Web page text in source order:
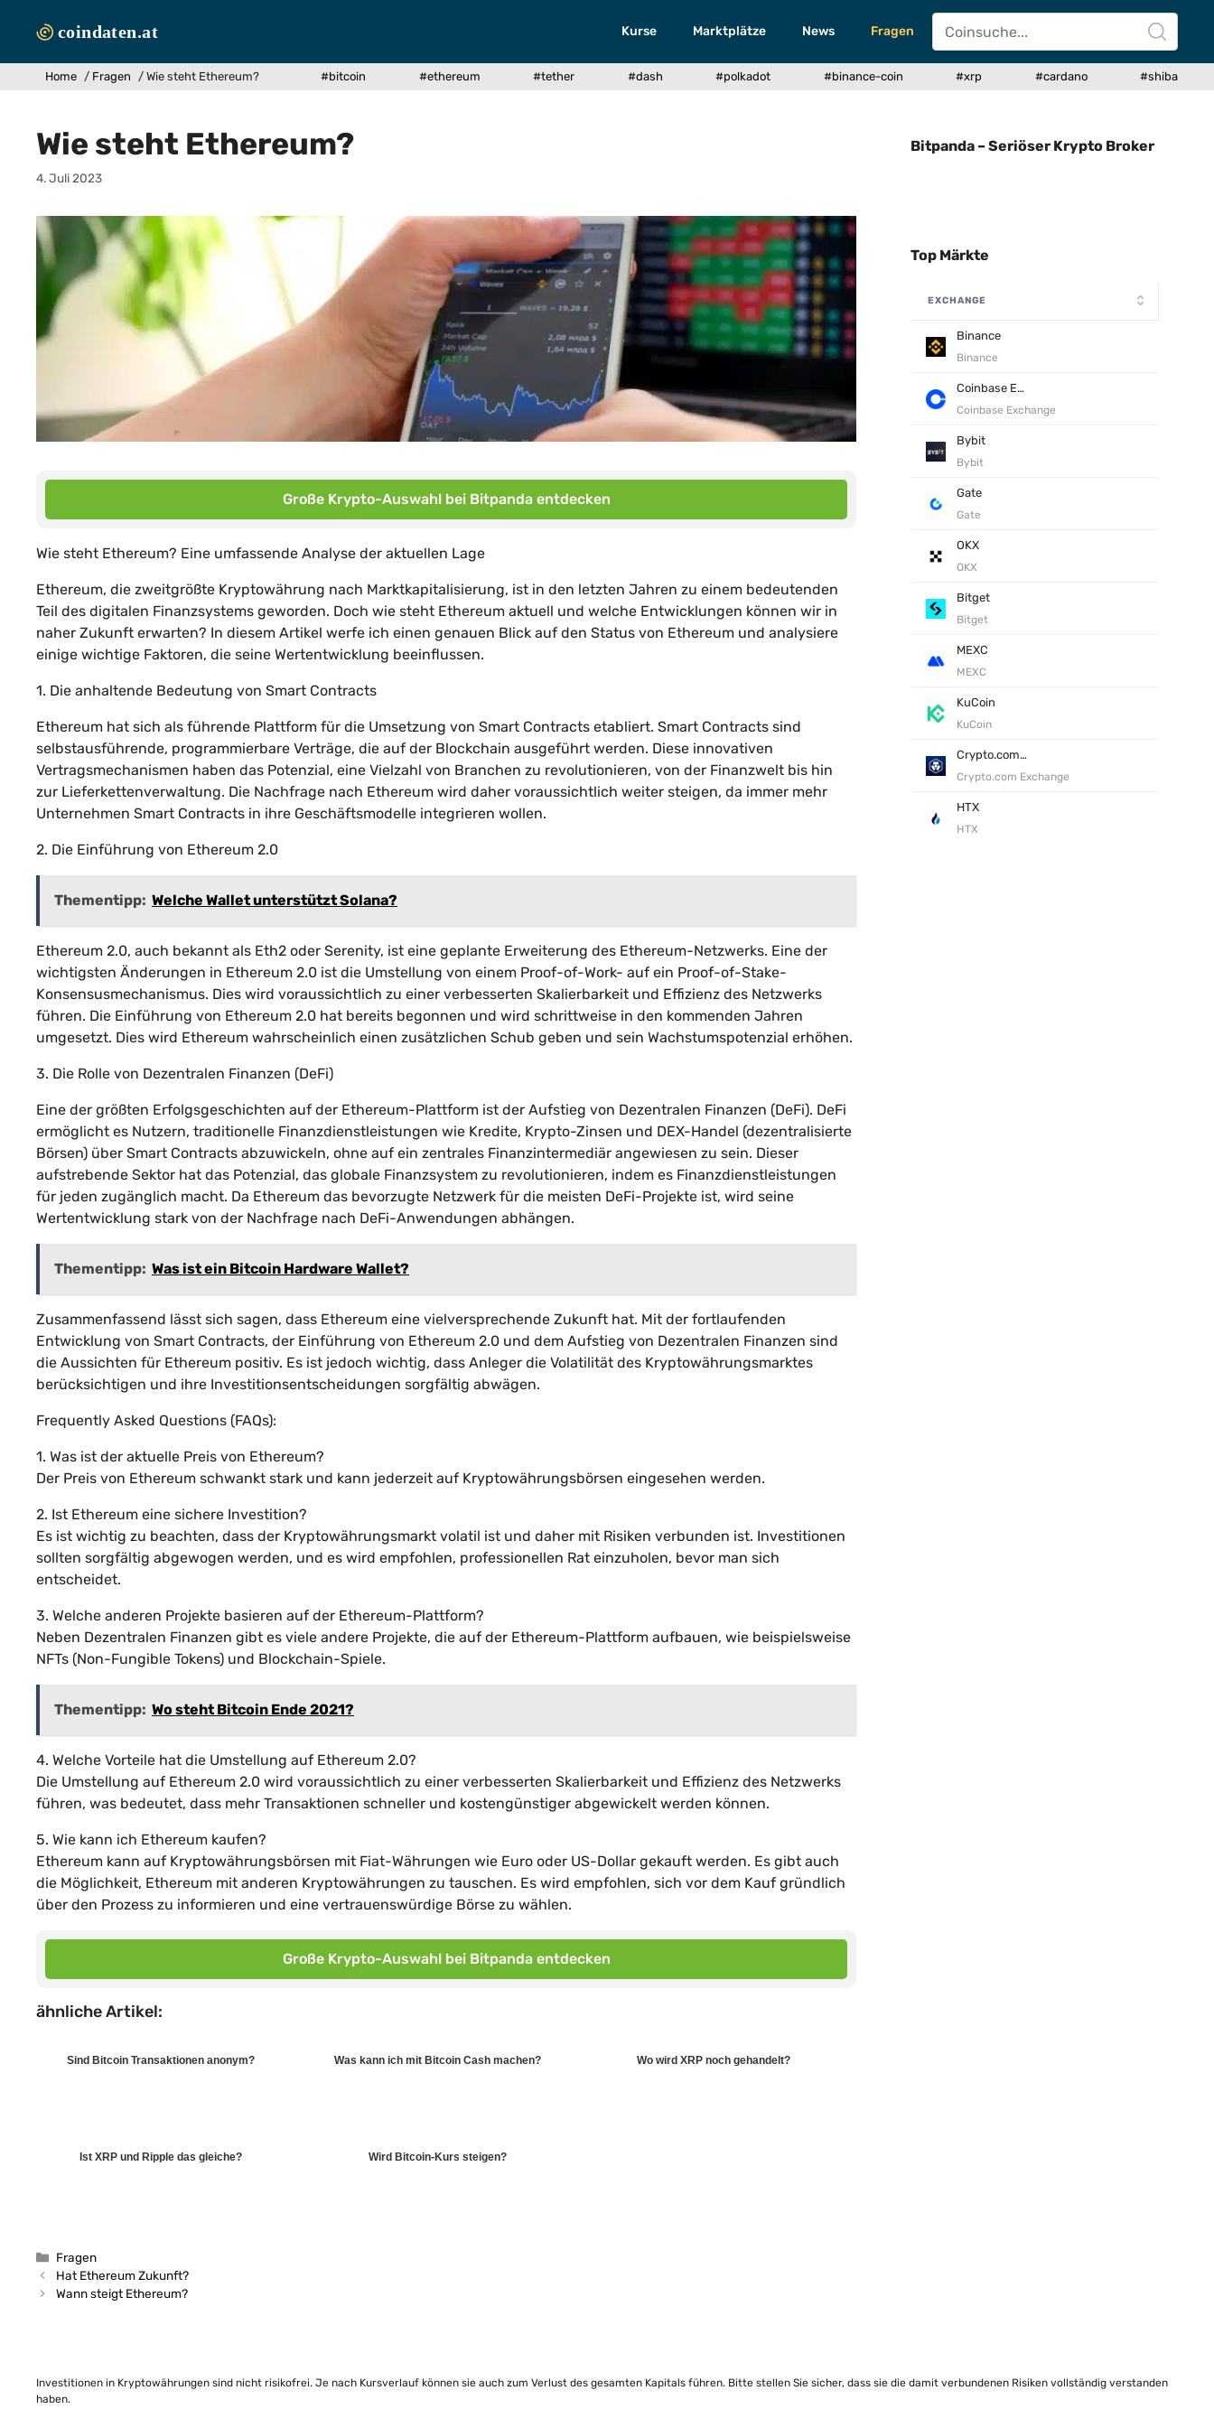
Inhalt
Kurse Marktplätze News Fragen
Home / Fragen / Wie steht Ethereum? #bitcoin #ethereum #tether #dash #polkadot #binance-coin #xrp #cardano #shiba
Wie steht Ethereum?
4. Juli 2023
Große Krypto-Auswahl bei Bitpanda entdecken
Wie steht Ethereum? Eine umfassende Analyse der aktuellen Lage
Ethereum, die zweitgrößte Kryptowährung nach Marktkapitalisierung, ist in den letzten Jahren zu einem bedeutenden
Teil des digitalen Finanzsystems geworden. Doch wie steht Ethereum aktuell und welche Entwicklungen können wir in
naher Zukunft erwarten? In diesem Artikel werfe ich einen genauen Blick auf den Status von Ethereum und analysiere
einige wichtige Faktoren, die seine Wertentwicklung beeinflussen.
1. Die anhaltende Bedeutung von Smart Contracts
Ethereum hat sich als führende Plattform für die Umsetzung von Smart Contracts etabliert. Smart Contracts sind
selbstausführende, programmierbare Verträge, die auf der Blockchain ausgeführt werden. Diese innovativen
Vertragsmechanismen haben das Potenzial, eine Vielzahl von Branchen zu revolutionieren, von der Finanzwelt bis hin
zur Lieferkettenverwaltung. Die Nachfrage nach Ethereum wird daher voraussichtlich weiter steigen, da immer mehr
Unternehmen Smart Contracts in ihre Geschäftsmodelle integrieren wollen.
2. Die Einführung von Ethereum 2.0
Thementipp: Welche Wallet unterstützt Solana?
Ethereum 2.0, auch bekannt als Eth2 oder Serenity, ist eine geplante Erweiterung des Ethereum-Netzwerks. Eine der
wichtigsten Änderungen in Ethereum 2.0 ist die Umstellung von einem Proof-of-Work- auf ein Proof-of-Stake-
Konsensusmechanismus. Dies wird voraussichtlich zu einer verbesserten Skalierbarkeit und Effizienz des Netzwerks
führen. Die Einführung von Ethereum 2.0 hat bereits begonnen und wird schrittweise in den kommenden Jahren
umgesetzt. Dies wird Ethereum wahrscheinlich einen zusätzlichen Schub geben und sein Wachstumspotenzial erhöhen.
3. Die Rolle von Dezentralen Finanzen (DeFi)
Eine der größten Erfolgsgeschichten auf der Ethereum-Plattform ist der Aufstieg von Dezentralen Finanzen (DeFi). DeFi
ermöglicht es Nutzern, traditionelle Finanzdienstleistungen wie Kredite, Krypto-Zinsen und DEX-Handel (dezentralisierte
Börsen) über Smart Contracts abzuwickeln, ohne auf ein zentrales Finanzintermediär angewiesen zu sein. Dieser
aufstrebende Sektor hat das Potenzial, das globale Finanzsystem zu revolutionieren, indem es Finanzdienstleistungen
für jeden zugänglich macht. Da Ethereum das bevorzugte Netzwerk für die meisten DeFi-Projekte ist, wird seine
Wertentwicklung stark von der Nachfrage nach DeFi-Anwendungen abhängen.
Thementipp: Was ist ein Bitcoin Hardware Wallet?
Zusammenfassend lässt sich sagen, dass Ethereum eine vielversprechende Zukunft hat. Mit der fortlaufenden
Entwicklung von Smart Contracts, der Einführung von Ethereum 2.0 und dem Aufstieg von Dezentralen Finanzen sind
die Aussichten für Ethereum positiv. Es ist jedoch wichtig, dass Anleger die Volatilität des Kryptowährungsmarktes
berücksichtigen und ihre Investitionsentscheidungen sorgfältig abwägen.
Frequently Asked Questions (FAQs):
1. Was ist der aktuelle Preis von Ethereum?
Der Preis von Ethereum schwankt stark und kann jederzeit auf Kryptowährungsbörsen eingesehen werden.
2. Ist Ethereum eine sichere Investition?
Es ist wichtig zu beachten, dass der Kryptowährungsmarkt volatil ist und daher mit Risiken verbunden ist. Investitionen
sollten sorgfältig abgewogen werden, und es wird empfohlen, professionellen Rat einzuholen, bevor man sich
entscheidet.
3. Welche anderen Projekte basieren auf der Ethereum-Plattform?
Neben Dezentralen Finanzen gibt es viele andere Projekte, die auf der Ethereum-Plattform aufbauen, wie beispielsweise
NFTs (Non-Fungible Tokens) und Blockchain-Spiele.
Thementipp: Wo steht Bitcoin Ende 2021?
4. Welche Vorteile hat die Umstellung auf Ethereum 2.0?
Die Umstellung auf Ethereum 2.0 wird voraussichtlich zu einer verbesserten Skalierbarkeit und Effizienz des Netzwerks
führen, was bedeutet, dass mehr Transaktionen schneller und kostengünstiger abgewickelt werden können.
5. Wie kann ich Ethereum kaufen?
Ethereum kann auf Kryptowährungsbörsen mit Fiat-Währungen wie Euro oder US-Dollar gekauft werden. Es gibt auch
die Möglichkeit, Ethereum mit anderen Kryptowährungen zu tauschen. Es wird empfohlen, sich vor dem Kauf gründlich
über den Prozess zu informieren und eine vertrauenswürdige Börse zu wählen.
Große Krypto-Auswahl bei Bitpanda entdecken
ähnliche Artikel:
Sind Bitcoin Transaktionen anonym? Was kann ich mit Bitcoin Cash machen? Wo wird XRP noch gehandelt?
Ist XRP und Ripple das gleiche? Wird Bitcoin-Kurs steigen?
Kategorien
Fragen
Hat Ethereum Zukunft?
Wann steigt Ethereum?
Bitpanda – Seriöser Krypto Broker
Top Märkte
EXCHANGE
Binance
Binance
Coinbase Exchange
Coinbase Exchange
Bybit
Bybit
Gate
Gate
OKX
OKX
Bitget
Bitget
MEXC
MEXC
KuCoin
KuCoin
Crypto.com Exchange
Crypto.com Exchange
HTX
HTX
Investitionen in Kryptowährungen sind nicht risikofrei. Je nach Kursverlauf können sie auch zum Verlust des gesamten Kapitals führen. Bitte stellen Sie sicher, dass sie die damit verbundenen Risiken vollständig verstanden
haben.